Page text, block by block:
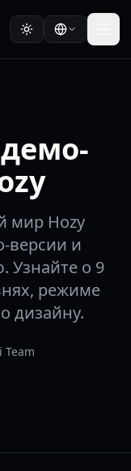
мир Hozy
версии и
Узнайте о 9
режиме
дизайну.
Team